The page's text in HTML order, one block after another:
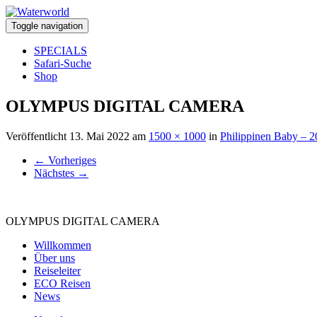
Toggle navigation
SPECIALS
Safari-Suche
Shop
OLYMPUS DIGITAL CAMERA
Veröffentlicht 13. Mai 2022 am 1500 × 1000 in Philippinen Baby –
← Vorheriges
Nächstes →
OLYMPUS DIGITAL CAMERA
Willkommen
Über uns
Reiseleiter
ECO Reisen
News